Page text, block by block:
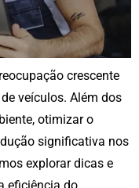
crescente
veículos. Além dos
otimizar o
significativa nos
explorar dicas e